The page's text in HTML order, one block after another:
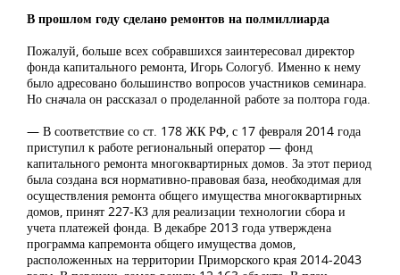
В прошлом году сделано ремонтов на полмиллиарда
Пожалуй, больше всех собравшихся заинтересовал директор
фонда капитального ремонта, Игорь Сологуб. Именно к нему
было адресовано большинство вопросов участников семинара.
Но сначала он рассказал о проделанной работе за полтора года.
— В соответствие со ст. 178 ЖК РФ, с 17 февраля 2014 года
приступил к работе региональный оператор — фонд
капитального ремонта многоквартирных домов. За этот период
была создана вся нормативно-правовая база, необходимая для
осуществления ремонта общего имущества многоквартирных
домов, принят 227-КЗ для реализации технологии сбора и
учета платежей фонда. В декабре 2013 года утверждена
программа капремонта общего имущества домов,
расположенных на территории Приморского края 2014-2043